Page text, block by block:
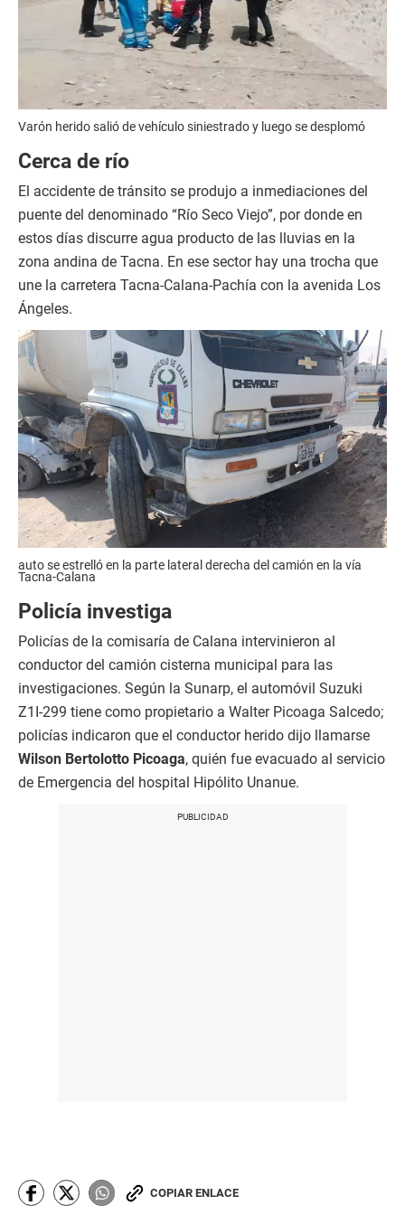
Varón herido salió de vehículo siniestrado y luego se desplomó
Cerca de río
El accidente de tránsito se produjo a inmediaciones del
puente del denominado “Río Seco Viejo”, por donde en
estos días discurre agua producto de las lluvias en la
zona andina de Tacna. En ese sector hay una trocha que
une la carretera Tacna-Calana-Pachía con la avenida Los
Ángeles.
auto se estrelló en la parte lateral derecha del camión en la vía
Tacna-Calana
Policía investiga
Policías de la comisaría de Calana intervinieron al
conductor del camión cisterna municipal para las
investigaciones. Según la Sunarp, el automóvil Suzuki
Z1I-299 tiene como propietario a Walter Picoaga Salcedo;
policías indicaron que el conductor herido dijo llamarse
Wilson Bertolotto Picoaga, quién fue evacuado al servicio
de Emergencia del hospital Hipólito Unanue.
COPIAR ENLACE